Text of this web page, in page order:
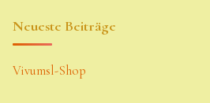
Neueste Beiträge
Vivumsl-Shop